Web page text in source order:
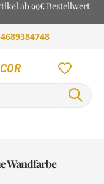
ab 99€ Bestellwert
Wandfarbe